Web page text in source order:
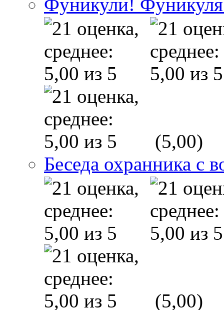
(5,00)
Беседа охранника с
(5,00)